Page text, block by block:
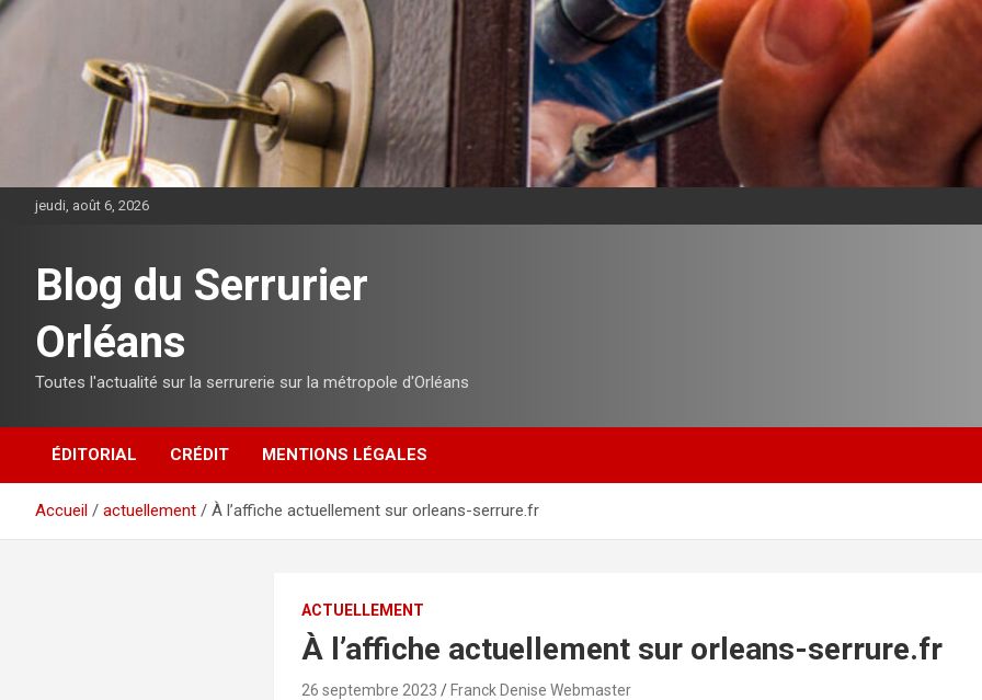
Aller
jeudi, août 6, 2026
Blog du Serrurier
Orléans
Toutes l'actualité sur la serrurerie sur la métropole d'Orléans
ÉDITORIAL CRÉDIT MENTIONS LÉGALES
Accueil actuellement À l’affiche actuellement sur orleans-serrure.fr
ACTUELLEMENT
À l’affiche actuellement sur orleans-serrure.fr
26 septembre 2023 Franck Denise Webmaster